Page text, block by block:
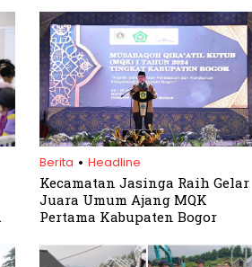
Berita . Headline
Kecamatan Jasinga Raih Gelar
Juara Umum Ajang MQK
Pertama Kabupaten Bogor